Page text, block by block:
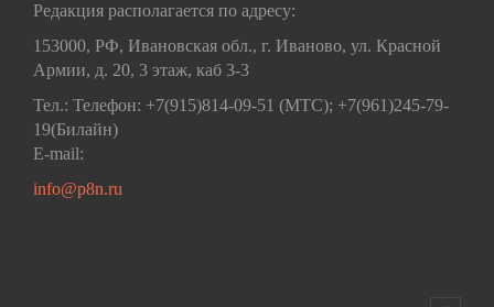
Редакция располагается по адресу:
153000, РФ, Ивановская обл., г. Иваново, ул. Красной
Армии, д. 20, 3 этаж, каб 3-3
Тел.: Телефон: +7(915)814-09-51 (МТС); +7(961)245-79-
19(Билайн)
E-mail:
info@p8n.ru